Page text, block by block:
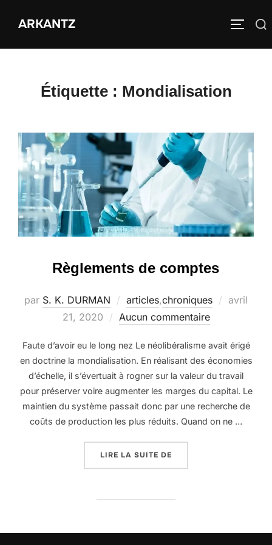
ARKANTZ Rechercher :
Étiquette : Mondialisation
Règlements de comptes
par S. K. DURMAN articles,chroniques
Publié
avril
21, 2020
Aucun commentaire
Faute d’avoir eu le long nez Le néolibéralisme avait érigé
en doctrine la mondialisation. En réalisant des économies
d’échelle, il s’évertuait à rogner sur la valeur du travail
pour préserver voire augmenter les marges du capital. Le
maintien du système passait donc par une recherche de
coûts de production les plus réduits. Quand on ne …
LIRE LA SUITE DE